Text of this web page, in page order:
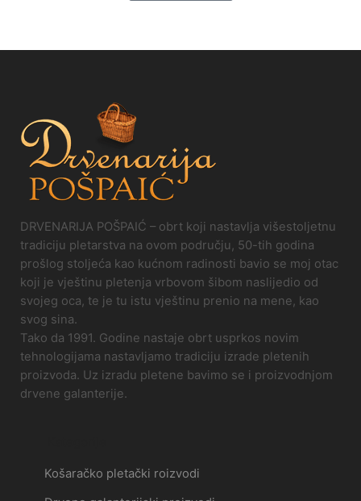
DRVENARIJA POŠPAIĆ – obrt koji nastavlja višestoljetnu
tradiciju pletarstva na ovom području, 50-tih godina
prošlog stoljeća kao kućnom radinosti bavio se moj otac
koji je vještinu pletenja vrbovom šibom naslijedio od
svojeg oca, te je tu istu vještinu prenio na mene, kao
svog sina.
Tako da 1991. Godine nastaje obrt usprkos novim
tehnologijama nastavljamo tradiciju izrade pletenih
proizvoda. Uz izradu pletene bavimo se i proizvodnjom
drvene galanterije.
Košaračko pletački roizvodi